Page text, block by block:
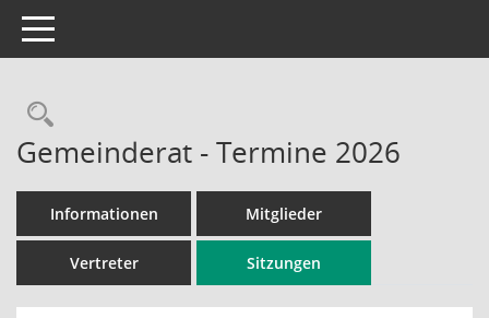
Toggle navigation
Rechercheauswahl
Gemeinderat - Termine 2026
Informationen Mitglieder
Vertreter Sitzungen